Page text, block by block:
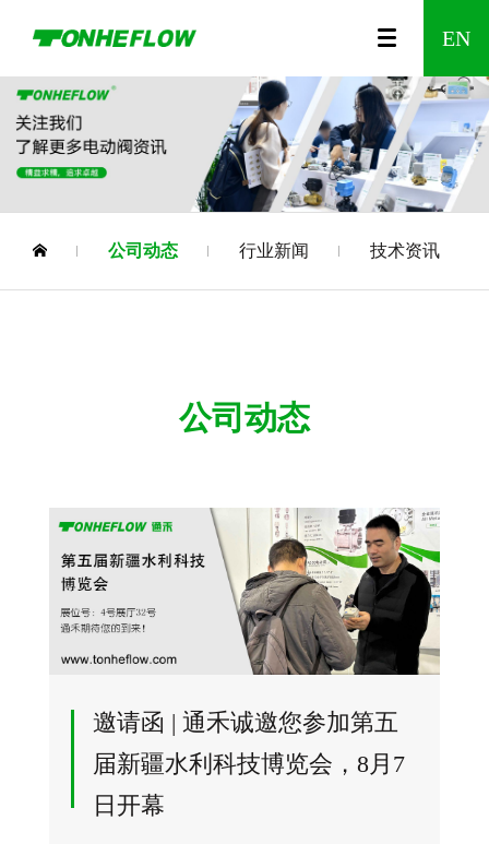
公司动态 行业新闻 技术资讯
公司动态
邀请函 | 通禾诚邀您参加第五
届新疆水利科技博览会，8月7
日开幕
EN
司
绍
企
化
展
历
程
业
资
质
企
业
采
A150
系列
A550 调
型
电
间
控
制
漏
水
报
控
阀
智
能
无
线
阀
A20
列
Wi-
节
阀
农
业
溉
食
制
药
利
工
程
能
家
居
咨
询
言